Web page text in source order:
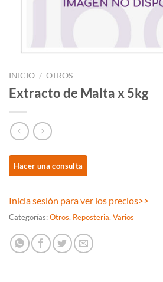
INICIO / OTROS
Extracto de Malta x 5kg
Inicia sesión para ver los precios>>
Categorías:Otros, Reposteria, Varios